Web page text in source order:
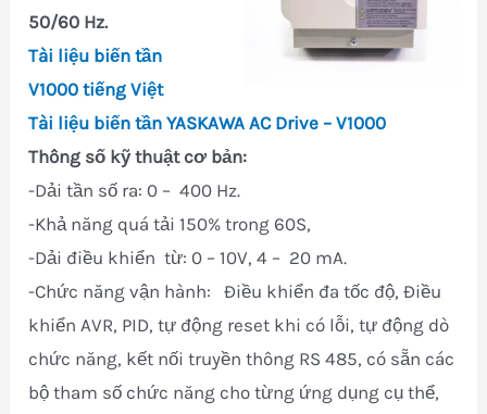
50/60 Hz.
Tài liệu biến tần
V1000 tiếng Việt
Tài liệu biến tần YASKAWA AC Drive – V1000
Thông số kỹ thuật cơ bản:
-Dải tần số ra: 0 – 400 Hz.
-Khả năng quá tải 150% trong 60S,
-Dải điều khiển từ: 0 – 10V, 4 – 20 mA.
-Chức năng vận hành: Điều khiển đa tốc độ, Điều
khiển AVR, PID, tự động reset khi có lỗi, tự động dò
chức năng, kết nối truyền thông RS 485, có sẵn các
bộ tham số chức năng cho từng ứng dụng cụ thể,